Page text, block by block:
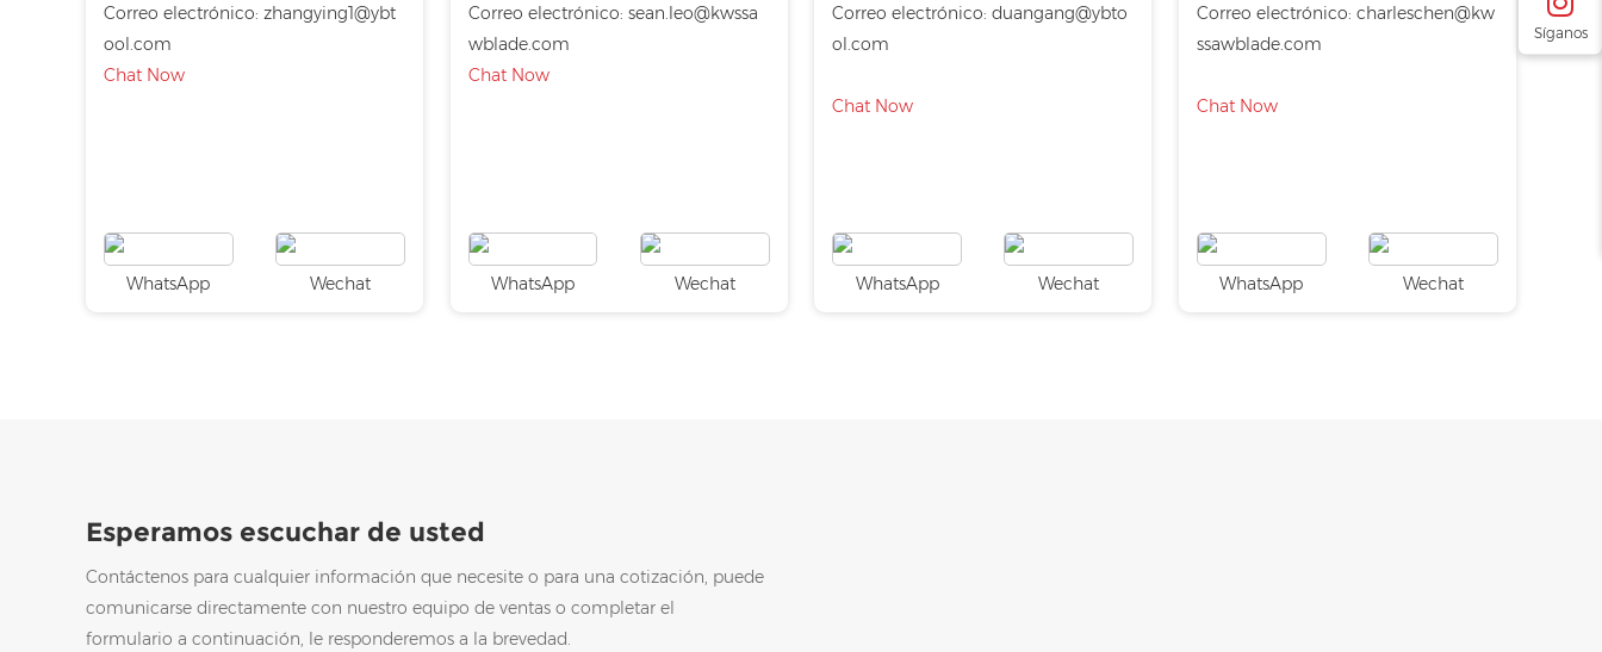
Correo electrónico: zhangying1@ybt
ool.com
Chat Now
WhatsApp Wechat
Correo electrónico: sean.leo@kwssa
wblade.com
Chat Now
WhatsApp Wechat
Correo electrónico: duangang@ybto
ol.com
Chat Now
WhatsApp Wechat
Correo electrónico: charleschen@kw
ssawblade.com
Chat Now
WhatsApp Wechat
Esperamos escuchar de usted
Contáctenos para cualquier información que necesite o para una cotización, puede
comunicarse directamente con nuestro equipo de ventas o completar el
formulario a continuación, le responderemos a la brevedad.
Síganos